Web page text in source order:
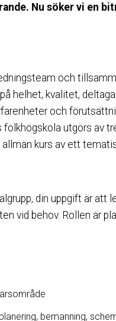
Nu söker vi en
och
helhet, kvalitet,
och
utgörs av
kurs av ett
din uppgift är
vid behov. Rollen är
bemanning,